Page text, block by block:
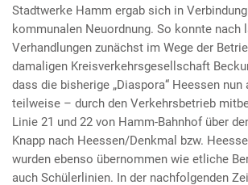
Stadtwerke Hamm ergab sich in
kommunalen Neuordnung. So konnte nach
Verhandlungen zunächst im Wege der
damaligen Kreisverkehrsgesellschaft
dass die bisherige „Diaspora“ Heessen
teilweise – durch den Verkehrsbetrieb
Linie 21 und 22 von Hamm-Bahnhof über
Knapp nach Heessen/Denkmal bzw.
wurden ebenso übernommen wie etliche
auch Schülerlinien. In der nachfolgenden